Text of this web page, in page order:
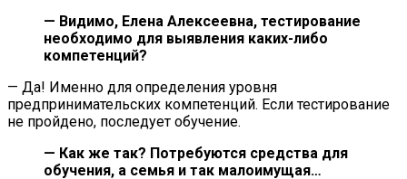
— Видимо, Елена Алексеевна, тестирование
необходимо для выявления каких-либо
компетенций?
— Да! Именно для определения уровня
предпринимательских компетенций. Если тестирование
не пройдено, последует обучение.
— Как же так? Потребуются средства для
обучения, а семья и так малоимущая…